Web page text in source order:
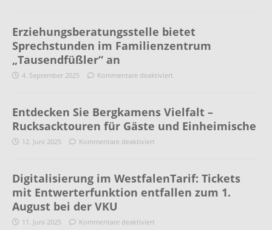
Erziehungsberatungsstelle bietet
Sprechstunden im Familienzentrum
„Tausendfüßler“ an
4. September 2025 Kommentare deaktiviert
Entdecken Sie Bergkamens Vielfalt –
Rucksacktouren für Gäste und Einheimische
12. Juni 2025 Kommentare deaktiviert
Digitalisierung im WestfalenTarif: Tickets
mit Entwerterfunktion entfallen zum 1.
August bei der VKU
11. Juni 2025 Kommentare deaktiviert